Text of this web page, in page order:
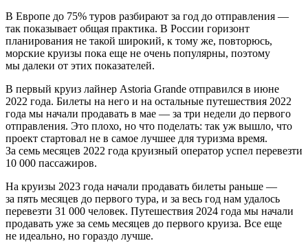
В Европе до 75% туров разбирают за год до отправления —
так показывает общая практика. В России горизонт
планирования не такой широкий, к тому же, повторюсь,
морские круизы пока еще не очень популярны, поэтому
мы далеки от этих показателей.
В первый круиз лайнер Astoria Grande отправился в июне
2022 года. Билеты на него и на остальные путешествия 2022
года мы начали продавать в мае — за три недели до первого
отправления. Это плохо, но что поделать: так уж вышло, что
проект стартовал не в самое лучшее для туризма время.
За семь месяцев 2022 года круизный оператор успел перевезти
10 000 пассажиров.
На круизы 2023 года начали продавать билеты раньше —
за пять месяцев до первого тура, и за весь год нам удалось
перевезти 31 000 человек. Путешествия 2024 года мы начали
продавать уже за семь месяцев до первого круиза. Все еще
не идеально, но гораздо лучше.